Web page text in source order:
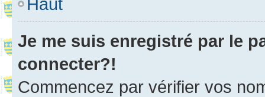
Je me suis enregistré par le
connecter?!
Commencez par vérifier vos